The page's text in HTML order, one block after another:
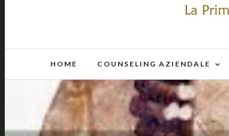
HOME COUNSELING AZIENDALE